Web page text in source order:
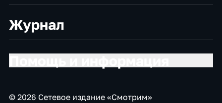
Журнал
© 2026 Сетевое издание «Смотрим»